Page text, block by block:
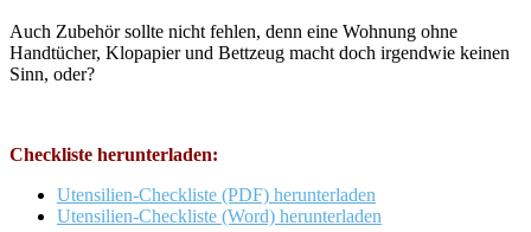
Auch Zubehör sollte nicht fehlen, denn eine Wohnung ohne
Handtücher, Klopapier und Bettzeug macht doch irgendwie keinen
Sinn, oder?
Checkliste herunterladen:
Utensilien-Checkliste (PDF) herunterladen
Utensilien-Checkliste (Word) herunterladen